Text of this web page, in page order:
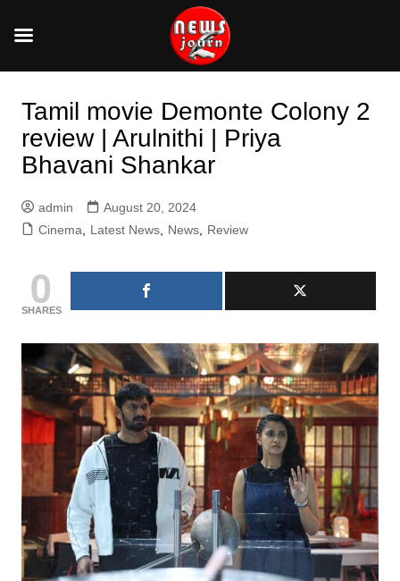
Tamil movie Demonte Colony 2
review | Arulnithi | Priya
Bhavani Shankar
admin
August 20, 2024
Cinema
Latest News, News, Review
0
SHARES